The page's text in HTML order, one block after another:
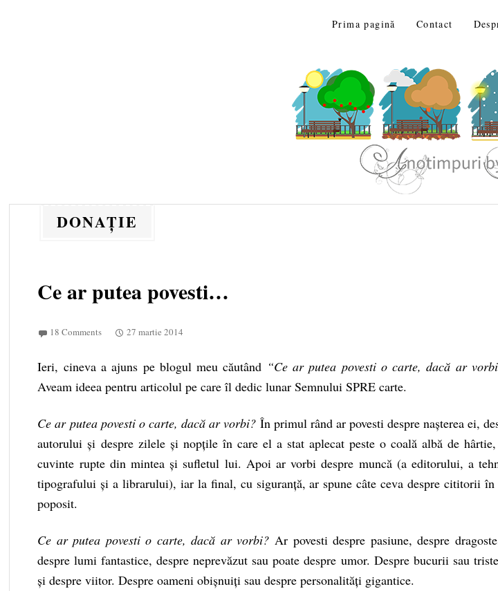
Prima pagină Contact
DONAŢIE
Ce ar putea povesti…
18 Comments 27 martie 2014
Ieri, cineva a ajuns pe blogul meu căutând “Ce ar putea povesti o carte, dacă ar
Aveam ideea pentru articolul pe care îl dedic lunar Semnului SPRE carte.
Ce ar putea povesti o carte, dacă ar vorbi? În primul rând ar povesti despre nașterea ei,
autorului și despre zilele și nopțile în care el a stat aplecat peste o coală albă de hârtie,
cuvinte rupte din mintea și sufletul lui. Apoi ar vorbi despre muncă (a editorului, a
tipografului și a librarului), iar la final, cu siguranță, ar spune câte ceva despre cititorii în
poposit.
Ce ar putea povesti o carte, dacă ar vorbi?Ar povesti despre pasiune, despre
despre lumi fantastice, despre neprevăzut sau poate despre umor. Despre bucurii sau
și despre viitor. Despre oameni obișnuiți sau despre personalități gigantice.